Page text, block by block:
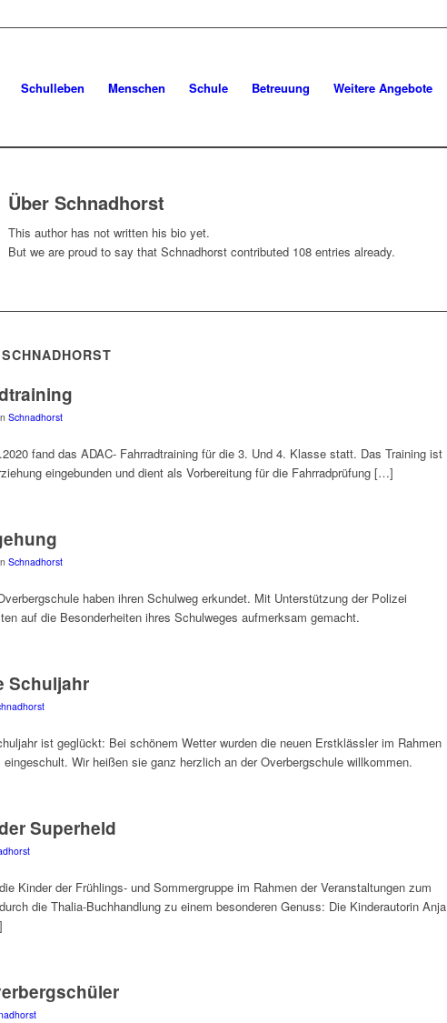
Schulleben Menschen Schule Betreuung Weitere Angebote
Über Schnadhorst
This author has not written his bio yet.
But we are proud to say that Schnadhorst contributed 108 entries already.
Schnadhorst
fand das ADAC- Fahrradtraining für die 3. Und 4. Klasse statt. Das Training ist
eingebunden und dient als Vorbereitung für die Fahrradprüfung […]
Schnadhorst
haben ihren Schulweg erkundet. Mit Unterstützung der Polizei
auf die Besonderheiten ihres Schulweges aufmerksam gemacht.
Schuljahr
ist geglückt: Bei schönem Wetter wurden die neuen Erstklässler im Rahmen
Wir heißen sie ganz herzlich an der Overbergschule willkommen.
Superheld
Kinder der Frühlings- und Sommergruppe im Rahmen der Veranstaltungen zum
die Thalia-Buchhandlung zu einem besonderen Genuss: Die Kinderautorin Anja